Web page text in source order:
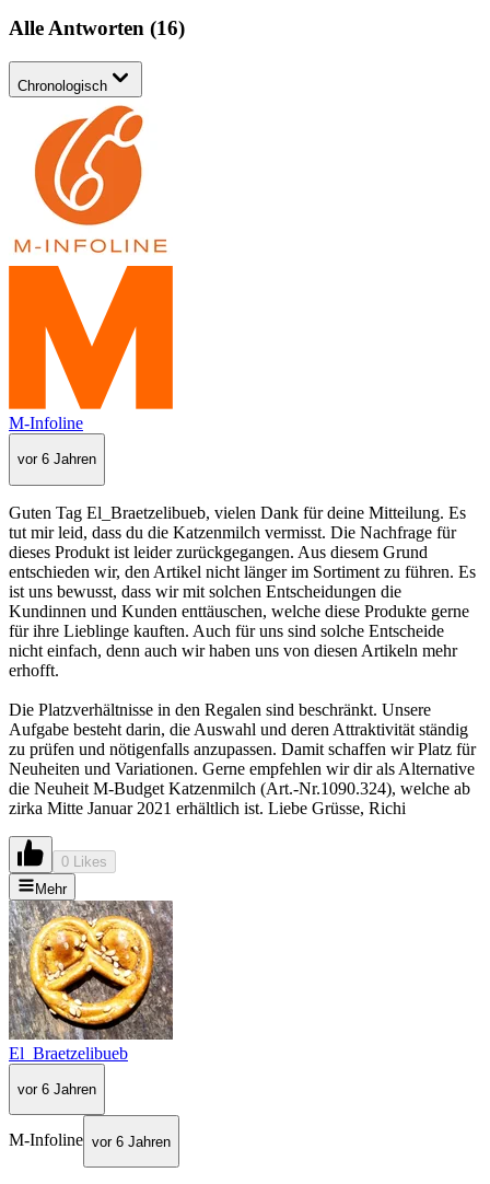
Alle Antworten (16)
Chronologisch
M-Infoline
vor 6 Jahren
Guten Tag El_Braetzelibueb, vielen Dank für deine Mitteilung. Es
tut mir leid, dass du die Katzenmilch vermisst. Die Nachfrage für
dieses Produkt ist leider zurückgegangen. Aus diesem Grund
entschieden wir, den Artikel nicht länger im Sortiment zu führen. Es
ist uns bewusst, dass wir mit solchen Entscheidungen die
Kundinnen und Kunden enttäuschen, welche diese Produkte gerne
für ihre Lieblinge kauften. Auch für uns sind solche Entscheide
nicht einfach, denn auch wir haben uns von diesen Artikeln mehr
erhofft.
Die Platzverhältnisse in den Regalen sind beschränkt. Unsere
Aufgabe besteht darin, die Auswahl und deren Attraktivität ständig
zu prüfen und nötigenfalls anzupassen. Damit schaffen wir Platz für
Neuheiten und Variationen. Gerne empfehlen wir dir als Alternative
die Neuheit M-Budget Katzenmilch (Art.-Nr.1090.324), welche ab
zirka Mitte Januar 2021 erhältlich ist. Liebe Grüsse, Richi
0 Likes
Mehr
El_Braetzelibueb
vor 6 Jahren
M-Infoline vor 6 Jahren